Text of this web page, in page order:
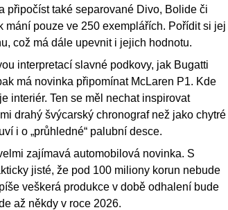
připočíst také separované Divo, Bolide či
mání pouze ve 250 exemplářích. Pořídit si jej
což má dále upevnit i jejich hodnotu.
interpretací slavné podkovy, jak Bugatti
má novinka připomínat McLaren P1. Kde
interiér. Ten se měl nechat inspirovat
drahý švýcarský chronograf než jako chytré
i o „průhledné“ palubní desce.
zajímavá automobilová novinka. S
jisté, že pod 100 miliony korun nebude
veškerá produkce v době odhalení bude
až někdy v roce 2026.